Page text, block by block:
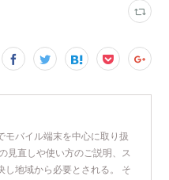
モバイル端末を中心に取り扱
見直しや使い方のご説明、ス
し地域から必要とされる。 そ